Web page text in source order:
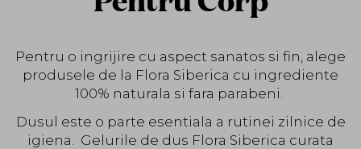
Pentru o ingrijire cu aspect sanatos si fin, alege
produsele de la Flora Siberica cu ingrediente
100% naturala si fara parabeni.
Dusul este o parte esentiala a rutinei zilnice de
igiena. Gelurile de dus Flora Siberica curata